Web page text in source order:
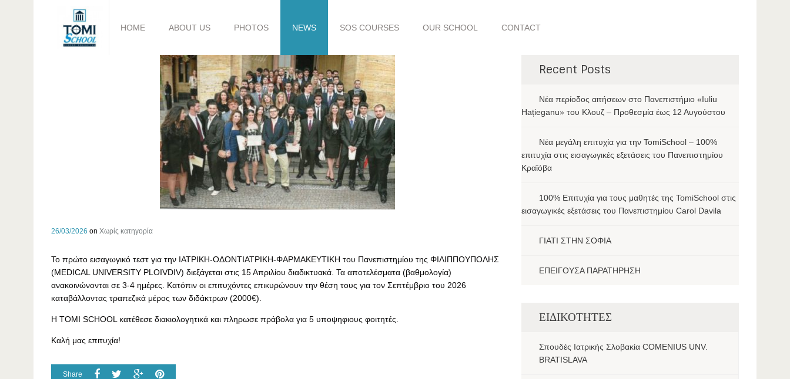
HOME ABOUT US PHOTOS NEWS SOS COURSES OUR SCHOOL CONTACT
26/03/2026 on Χωρίς κατηγορία
Το πρώτο εισαγωγικό τεστ για την ΙΑΤΡΙΚΗ-ΟΔΟΝΤΙΑΤΡΙΚΗ-ΦΑΡΜΑΚΕΥΤΙΚΗ του Πανεπιστημίου της ΦΙΛΙΠΠΟΥΠΟΛΗΣ
(MEDICAL UNIVERSITY PLOIVDIV) διεξάγεται στις 15 Απριλίου διαδικτυακά. Τα αποτελέσματα (βαθμολογία)
ανακοινώνονται σε 3-4 ημέρες. Κατόπιν οι επιτυχόντες επικυρώνουν την θέση τους για τον Σεπτέμβριο του 2026
καταβάλλοντας τραπεζικά μέρος των διδάκτρων (2000€).
Η TOMI SCHOOL κατέθεσε διακιολογητικά και πληρωσε πράβολα για 5 υποψηφιους φοιτητές.
Καλή μας επιτυχία!
Share
Recent Posts
Νέα περίοδος αιτήσεων στο Πανεπιστήμιο «Iuliu
Hațieganu» του Κλουζ – Προθεσμία έως 12 Αυγούστου
Νέα μεγάλη επιτυχία για την TomiSchool – 100%
επιτυχία στις εισαγωγικές εξετάσεις του Πανεπιστημίου
Κραϊόβα
100% Επιτυχία για τους μαθητές της TomiSchool στις
εισαγωγικές εξετάσεις του Πανεπιστημίου Carol Davila
ΓΙΑΤΙ ΣΤΗΝ ΣΟΦΙΑ
ΕΠΕΙΓΟΥΣΑ ΠΑΡΑΤΗΡΗΣΗ
ΕΙΔΙΚΟΤΗΤΕΣ
Σπουδές Ιατρικής Σλοβακία COMENIUS UNV.
BRATISLAVA